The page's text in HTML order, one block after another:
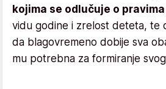
kojima se odlučuje o
vidu godine i zrelost deteta, te
da blagovremeno dobije sva
mu potrebna za formiranje svog